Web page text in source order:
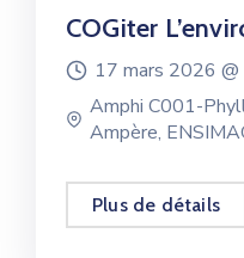
COGiter
17 mars 2026 @
Amphi C001-
Ampère,
Plus de détails